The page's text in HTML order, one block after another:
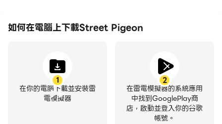
如何在電腦上下載Street Pigeon
1
在你的電腦下載並安裝雷
電模擬器
2
在雷電模擬器的系統應用
中找到GooglePlay商
店，啟動並登入你的谷歌
帳號。